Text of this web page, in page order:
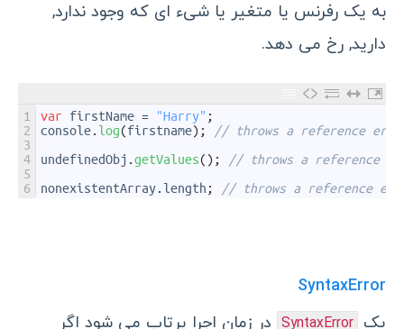
به یک رفرنس یا متغیر یا شیء ای که وجود ندارد,
دارید, رخ می دهد.
1
2
3
4
5
6
var firstName = "Harry" ;
console. log(firstname) ;
// throws a reference
undefinedObj .getValues( ) ;
// throws a reference
nonexistentArray. length ; // throws a reference
SyntaxError
یک SyntaxError در زمان اجرا پرتاب می شود اگر